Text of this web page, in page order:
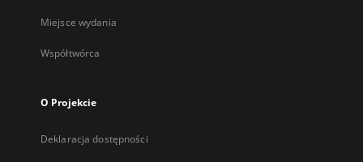
Miejsce wydania
Współtwórca
O Projekcie
Deklaracja dostępności